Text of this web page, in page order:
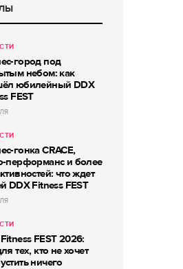
город под
небом: как
юбилейный DDX
FEST
гонка CRACE,
перформанс и более
что ждет
DDX Fitness FEST
FEST 2026:
тех, кто не хочет
ничего